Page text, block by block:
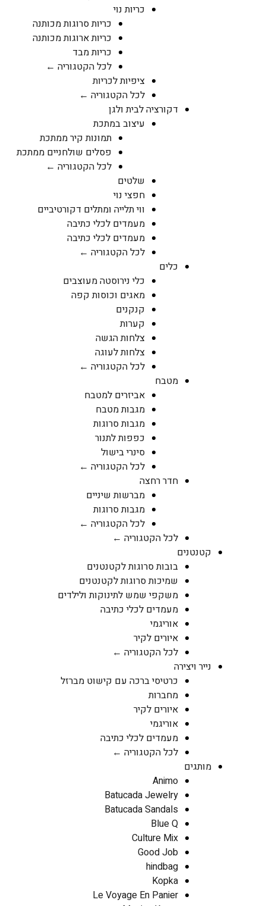
כריות נוי
כריות סרוגות מכותנה
כריות ארוגות מכותנה
כריות מבד
לכל הקטגוריה ←
ציפיות לכריות
לכל הקטגוריה ←
דקורציה לבית ולגן
עיצוב במתכת
תמונות קיר ממתכת
פסלים שולחניים ממתכת
לכל הקטגוריה ←
שלטים
חפצי נוי
ווי תלייה ומתלים דקורטיביים
מעמדים לכלי כתיבה
מעמדים לכלי כתיבה
לכל הקטגוריה ←
כלים
כלי נירוסטה מעוצבים
מאגים וכוסות קפה
קנקנים
קערות
צלחות הגשה
צלחות לעוגה
לכל הקטגוריה ←
מטבח
אביזרים למטבח
מגבות מטבח
מגבות סרוגות
כפפות לתנור
סינרי בישול
לכל הקטגוריה ←
חדר רחצה
מברשות שיניים
מגבות סרוגות
לכל הקטגוריה ←
לכל הקטגוריה ←
קטנטנים
בובות סרוגות לקטנטנים
שמיכות סרוגות לקטנטנים
משקפי שמש לתינוקות ולילדים
מעמדים לכלי כתיבה
אוריגמי
איורים לקיר
לכל הקטגוריה ←
נייר ויצירה
כרטיסי ברכה עם קישוט מברזל
מחברות
איורים לקיר
אוריגמי
מעמדים לכלי כתיבה
לכל הקטגוריה ←
מותגים
Animo
Batucada Jewelry
Batucada Sandals
Blue Q
Culture Mix
Good Job
hindbag
Kopka
Le Voyage En Panier